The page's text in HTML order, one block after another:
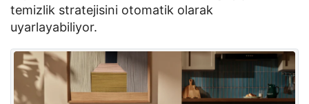
temizlik stratejisini otomatik olarak
uyarlayabiliyor.